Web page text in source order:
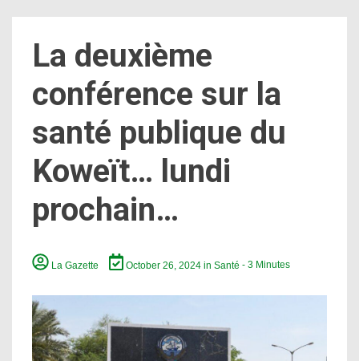
La deuxième
conférence sur la
santé publique du
Koweït… lundi
prochain…
La Gazette October 26, 2024inSanté - 3 Minutes